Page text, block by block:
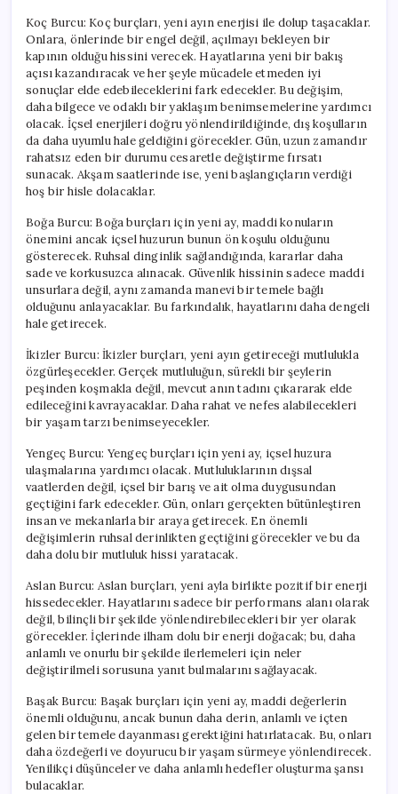
Koç Burcu: Koç burçları, yeni ayın enerjisi ile dolup taşacaklar.
Onlara, önlerinde bir engel değil, açılmayı bekleyen bir
kapının olduğu hissini verecek. Hayatlarına yeni bir bakış
açısı kazandıracak ve her şeyle mücadele etmeden iyi
sonuçlar elde edebileceklerini fark edecekler. Bu değişim,
daha bilgece ve odaklı bir yaklaşım benimsemelerine yardımcı
olacak. İçsel enerjileri doğru yönlendirildiğinde, dış koşulların
da daha uyumlu hale geldiğini görecekler. Gün, uzun zamandır
rahatsız eden bir durumu cesaretle değiştirme fırsatı
sunacak. Akşam saatlerinde ise, yeni başlangıçların verdiği
hoş bir hisle dolacaklar.
Boğa Burcu: Boğa burçları için yeni ay, maddi konuların
önemini ancak içsel huzurun bunun ön koşulu olduğunu
gösterecek. Ruhsal dinginlik sağlandığında, kararlar daha
sade ve korkusuzca alınacak. Güvenlik hissinin sadece maddi
unsurlara değil, aynı zamanda manevi bir temele bağlı
olduğunu anlayacaklar. Bu farkındalık, hayatlarını daha dengeli
hale getirecek.
İkizler Burcu: İkizler burçları, yeni ayın getireceği mutlulukla
özgürleşecekler. Gerçek mutluluğun, sürekli bir şeylerin
peşinden koşmakla değil, mevcut anın tadını çıkararak elde
edileceğini kavrayacaklar. Daha rahat ve nefes alabilecekleri
bir yaşam tarzı benimseyecekler.
Yengeç Burcu: Yengeç burçları için yeni ay, içsel huzura
ulaşmalarına yardımcı olacak. Mutluluklarının dışsal
vaatlerden değil, içsel bir barış ve ait olma duygusundan
geçtiğini fark edecekler. Gün, onları gerçekten bütünleştiren
insan ve mekanlarla bir araya getirecek. En önemli
değişimlerin ruhsal derinlikten geçtiğini görecekler ve bu da
daha dolu bir mutluluk hissi yaratacak.
Aslan Burcu: Aslan burçları, yeni ayla birlikte pozitif bir enerji
hissedecekler. Hayatlarını sadece bir performans alanı olarak
değil, bilinçli bir şekilde yönlendirebilecekleri bir yer olarak
görecekler. İçlerinde ilham dolu bir enerji doğacak; bu, daha
anlamlı ve onurlu bir şekilde ilerlemeleri için neler
değiştirilmeli sorusuna yanıt bulmalarını sağlayacak.
Başak Burcu: Başak burçları için yeni ay, maddi değerlerin
önemli olduğunu, ancak bunun daha derin, anlamlı ve içten
gelen bir temele dayanması gerektiğini hatırlatacak. Bu, onları
daha özdeğerli ve doyurucu bir yaşam sürmeye yönlendirecek.
Yenilikçi düşünceler ve daha anlamlı hedefler oluşturma şansı
bulacaklar.